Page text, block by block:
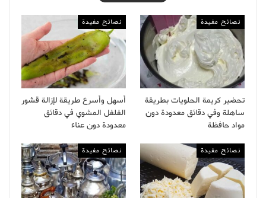
نصائح مفيدة
تحضير كريمة الحلويات بطريقة
ساهلة وفي دقائق معدودة دون
مواد حافظة
نصائح مفيدة
أسهل وأسرع طريقة لإزالة قشور
الفلفل المشوي في دقائق
معدودة دون عناء
نصائح مفيدة نصائح مفيدة